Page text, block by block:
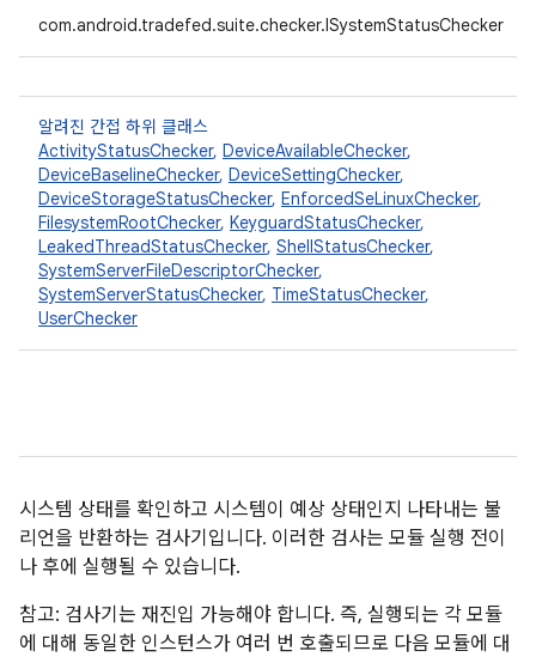
com.android.tradefed.suite.checker.ISystemStatusChecker
알려진 간접 하위 클래스
ActivityStatusChecker, DeviceAvailableChecker,
DeviceBaselineChecker, DeviceSettingChecker,
DeviceStorageStatusChecker, EnforcedSeLinuxChecker,
FilesystemRootChecker, KeyguardStatusChecker,
LeakedThreadStatusChecker, ShellStatusChecker,
SystemServerFileDescriptorChecker,
SystemServerStatusChecker, TimeStatusChecker,
UserChecker
시스템 상태를 확인하고 시스템이 예상 상태인지 나타내는 불
리언을 반환하는 검사기입니다. 이러한 검사는 모듈 실행 전이
나 후에 실행될 수 있습니다.
참고: 검사기는 재진입 가능해야 합니다. 즉, 실행되는 각 모듈
에 대해 동일한 인스턴스가 여러 번 호출되므로 다음 모듈에 대